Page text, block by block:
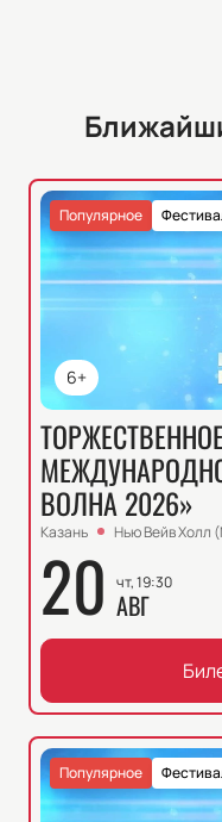
6+
Популярное
ВОЛНА 2026»
Казань Нью Вейв Холл
20 чт, 19:30
АВГ
Популярное